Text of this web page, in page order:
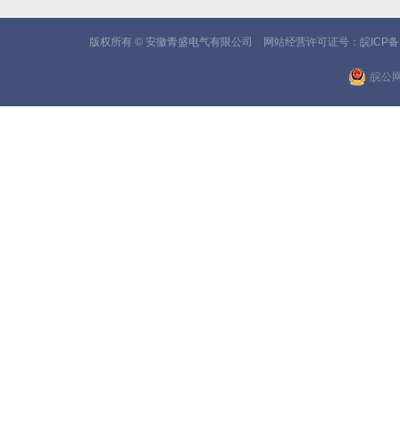
版权所有 © 安徽青盛电气有限公司 网站经营许可证号： 皖ICP
皖公